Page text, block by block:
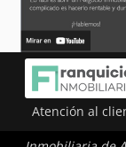
Atención al